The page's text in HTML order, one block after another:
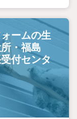
ームの生
・福島
付センタ